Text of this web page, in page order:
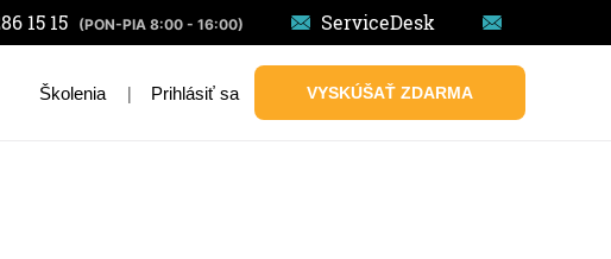
15 15 (PON-PIA 8:00 - 16:00) ServiceDesk
Školenia | Prihlásiť sa VYSKÚŠAŤ ZDARMA